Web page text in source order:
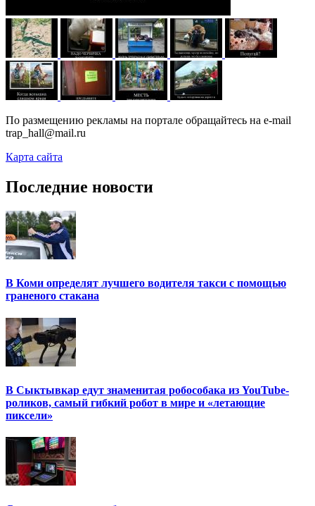
По размещению рекламы на портале обращайтесь на e-mail
trap_hall@mail.ru
Карта сайта
Последние новости
В Коми определят лучшего водителя такси с помощью
граненого стакана
В Сыктывкар едут знаменитая робособака из YouTube-
роликов, самый гибкий робот в мире и «летающие
пиксели»